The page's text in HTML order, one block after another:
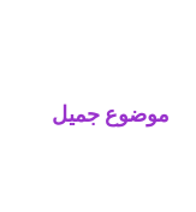
موضوع جميل